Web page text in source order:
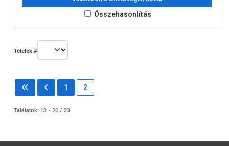
Összehasonlítás
Tételek #
1 2
Találatok: 13 - 20 / 20